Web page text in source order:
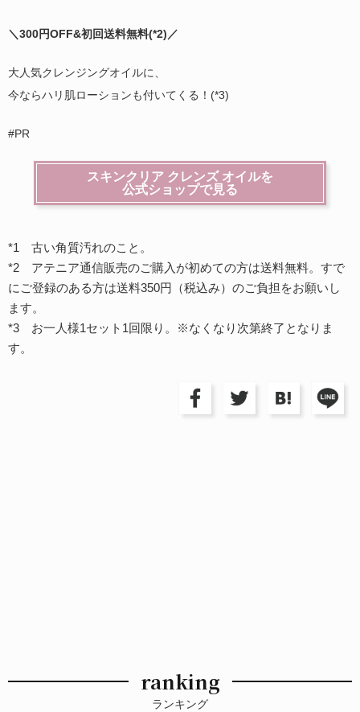
＼300円OFF&初回送料無料(*2)／
大人気クレンジングオイルに、
今ならハリ肌ローションも付いてくる！(*3)
#PR
スキンクリア クレンズ オイルを
公式ショップで見る
*1 古い角質汚れのこと。
*2 アテニア通信販売のご購入が初めての方は送料無料。すで
にご登録のある方は送料350円（税込み）のご負担をお願いし
ます。
*3 お一人様1セット1回限り。※なくなり次第終了となりま
す。
ranking
ランキング